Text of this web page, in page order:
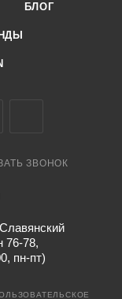
БЛОГ
ЗВОНОК
76-78,
пн-пт)